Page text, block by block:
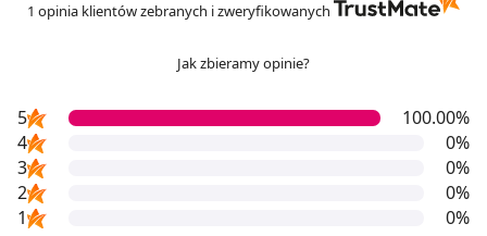
1 opinia klientów zebranych i zweryfikowanych
Jak zbieramy opinie?
5
100.00%
4
0%
3
0%
2
0%
1
0%